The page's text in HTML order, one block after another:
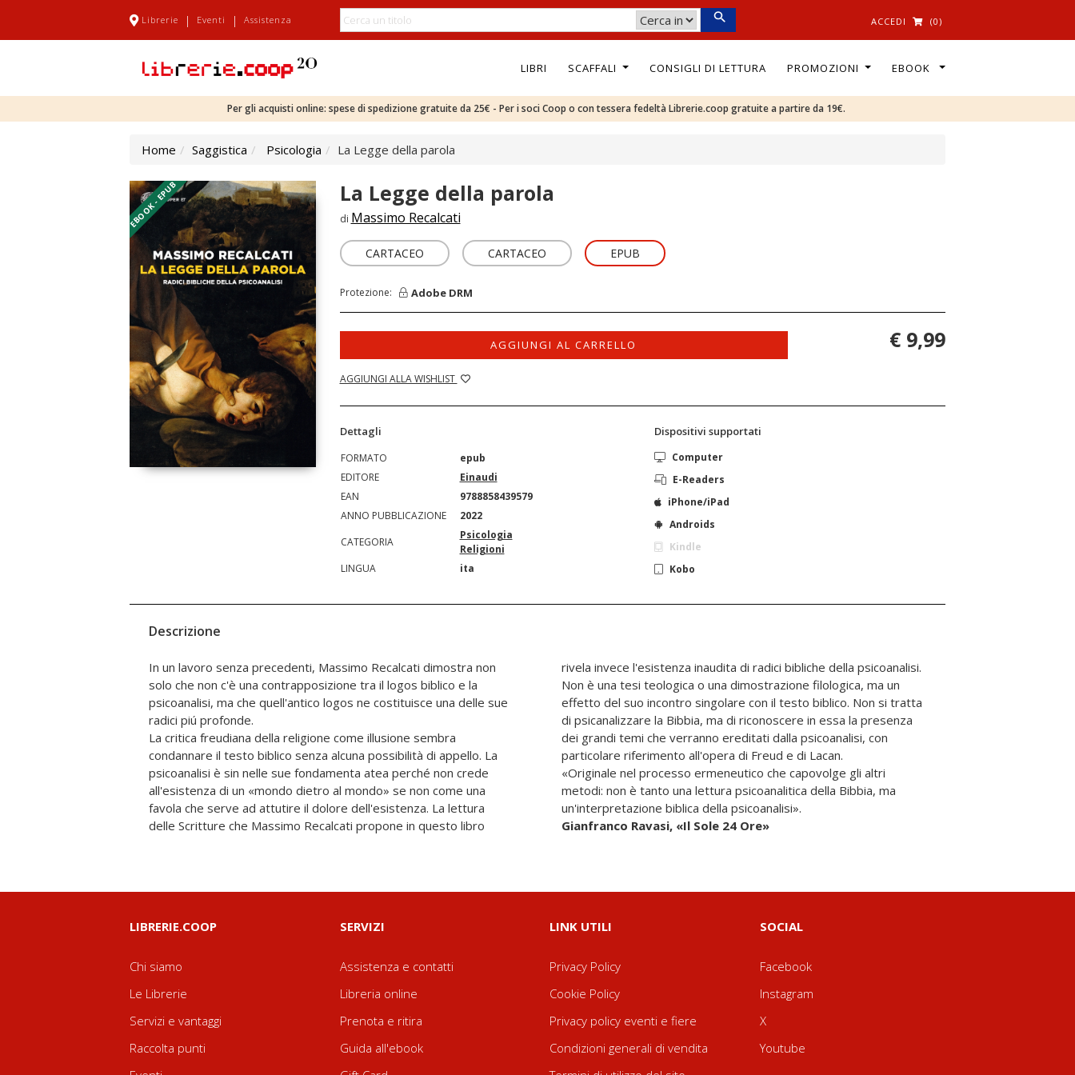
Librerie | Eventi | Assistenza ACCEDI (0)
LIBRI SCAFFALI CONSIGLI DI LETTURA PROMOZIONI EBOOK
Per gli acquisti online: spese di spedizione gratuite da 25€ - Per i soci Coop o con tessera fedeltà Librerie.coop gratuite a partire da 19€.
Home Saggistica Psicologia La Legge della parola
EBOOK - EPUB La Legge della parola
di Massimo Recalcati
CARTACEO CARTACEO EPUB
Protezione: Adobe DRM
AGGIUNGI AL CARRELLO
AGGIUNGI ALLA WISHLIST
€ 9,99
Dettagli
FORMATO
epub
EDITORE
Einaudi
EAN
9788858439579
ANNO PUBBLICAZIONE
2022
CATEGORIA
Psicologia
Religioni
LINGUA
ita
Dispositivi supportati
Computer
E-Readers
iPhone/iPad
Androids
Kindle
Kobo
Descrizione
In un lavoro senza precedenti, Massimo Recalcati dimostra non
solo che non c'è una contrapposizione tra il logos biblico e la
psicoanalisi, ma che quell'antico logos ne costituisce una delle sue
radici piú profonde.
La critica freudiana della religione come illusione sembra
condannare il testo biblico senza alcuna possibilità di appello. La
psicoanalisi è sin nelle sue fondamenta atea perché non crede
all'esistenza di un «mondo dietro al mondo» se non come una
favola che serve ad attutire il dolore dell'esistenza. La lettura
delle Scritture che Massimo Recalcati propone in questo libro
rivela invece l'esistenza inaudita di radici bibliche della psicoanalisi.
Non è una tesi teologica o una dimostrazione filologica, ma un
effetto del suo incontro singolare con il testo biblico. Non si tratta
di psicanalizzare la Bibbia, ma di riconoscere in essa la presenza
dei grandi temi che verranno ereditati dalla psicoanalisi, con
particolare riferimento all'opera di Freud e di Lacan.
«Originale nel processo ermeneutico che capovolge gli altri
metodi: non è tanto una lettura psicoanalitica della Bibbia, ma
un'interpretazione biblica della psicoanalisi».
Gianfranco Ravasi, «Il Sole 24 Ore»
LIBRERIE.COOP
Chi siamo
Le Librerie
Servizi e vantaggi
Raccolta punti
SERVIZI
Assistenza e contatti
Libreria online
Prenota e ritira
Guida all'ebook
LINK UTILI
Privacy Policy
Cookie Policy
Privacy policy eventi e fiere
Condizioni generali di vendita
SOCIAL
Facebook
Instagram
X
Youtube